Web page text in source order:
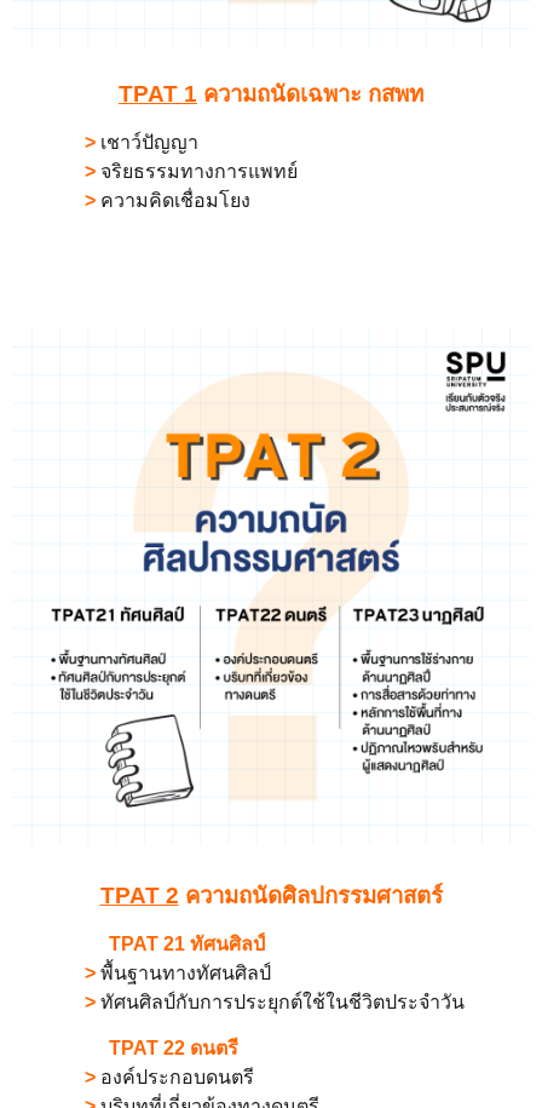
TPAT 1 ความถนัดเฉพาะ กสพท
> เชาว์ปัญญา
> จริยธรรมทางการแพทย์
> ความคิดเชื่อมโยง
TPAT 2 ความถนัดศิลปกรรมศาสตร์
TPAT 21 ทัศนศิลป์
> พื้นฐานทางทัศนศิลป์
> ทัศนศิลป์กับการประยุกต์ใช้ในชีวิตประจําวัน
TPAT 22 ดนตรี
> องค์ประกอบดนตรี